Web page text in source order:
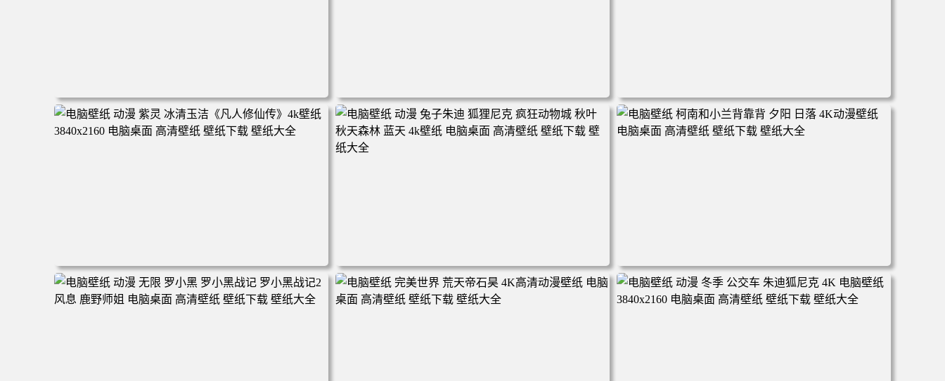
电脑壁纸 二次元角色 动漫角色 女帝 波雅·汉库克 波雅汉库
克 海贼王 电脑桌面 高清壁纸 壁纸下载 壁纸大全
电脑壁纸 动漫角色 卡通场景 夏日休闲 夏日壁纸 治愈系 童
年回忆 荷塘荷叶 蜡笔小新 电脑桌面 高清壁纸 壁纸下载 壁
纸大全
电脑壁纸 动漫 凡人修仙传 韩立 结婴 4k壁纸 3840x2160 电
脑桌面 高清壁纸 壁纸下载 壁纸大全
电脑壁纸 动漫 紫灵 冰清玉洁《凡人修仙传》4k壁纸 3840x2
160 电脑桌面 高清壁纸 壁纸下载 壁纸大全
电脑壁纸 动漫 兔子朱迪 狐狸尼克 疯狂动物城 秋叶 秋天森
林 蓝天 4k壁纸 电脑桌面 高清壁纸 壁纸下载 壁纸大全
电脑壁纸 柯南和小兰背靠背 夕阳 日落 4K动漫壁纸 电脑桌
面 高清壁纸 壁纸下载 壁纸大全